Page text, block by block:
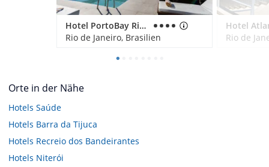
Hotel PortoBay Rio de Janeiro
Rio de Janeiro, Brasilien
Rio de
Orte in der Nähe
Hotels Saúde
Hotels Barra da Tijuca
Hotels Recreio dos Bandeirantes
Hotels Niterói